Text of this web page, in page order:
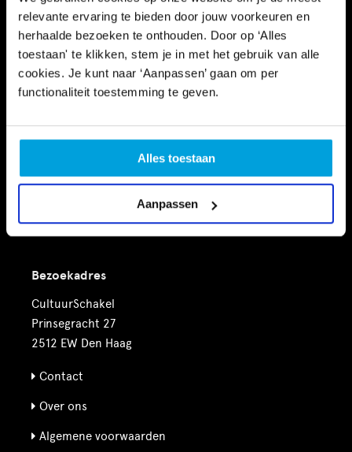
relevante ervaring te bieden door jouw voorkeuren en
herhaalde bezoeken te onthouden. Door op ‘Alles
toestaan' te klikken, stem je in met het gebruik van alle
cookies. Je kunt naar ‘Aanpassen’ gaan om per
functionaliteit toestemming te geven.
Alles toestaan
Aanpassen
Informatie
Kennisbank
Schooltijd
Nieuws
Bezoekadres
CultuurSchakel
Prinsegracht 27
2512 EW Den Haag
Contact
Over ons
Algemene voorwaarden